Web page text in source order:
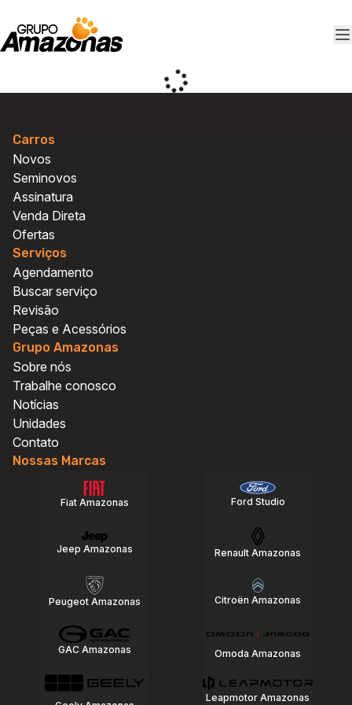
Vendas Fiat
Vendas Ford
Vendas Geely
Vendas Citroën
Vendas Peugeot
Vendas Renault
Vendas Fiat
Vendas Ford
Vendas Geely
Vendas Citroën
Vendas Peugeot
Vendas Renault
Carros
Novos
Seminovos
Assinatura
Venda Direta
Ofertas
Serviços
Agendamento
Buscar serviço
Revisão
Peças e Acessórios
Grupo Amazonas
Sobre nós
Trabalhe conosco
Notícias
Unidades
Contato
Nossas Marcas
Fiat Amazonas
Jeep Amazonas
Peugeot Amazonas
GAC Amazonas
Ford Studio
Renault Amazonas
Citroën Amazonas
Omoda Amazonas
Leapmotor Amazonas